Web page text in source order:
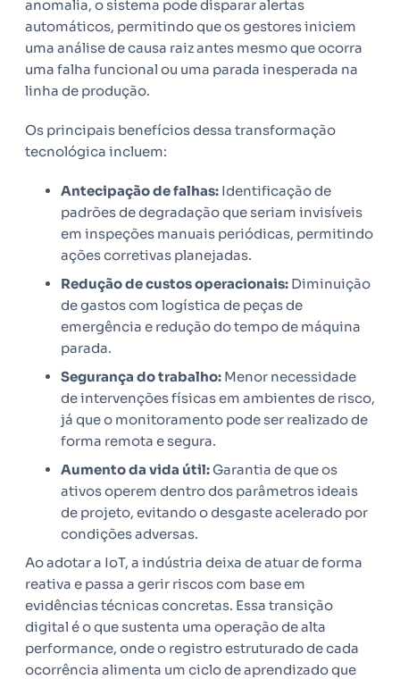
anomalia, o sistema pode disparar alertas
automáticos, permitindo que os gestores iniciem
uma análise de causa raiz antes mesmo que ocorra
uma falha funcional ou uma parada inesperada na
linha de produção.
Os principais benefícios dessa transformação
tecnológica incluem:
Antecipação de falhas: Identificação de
padrões de degradação que seriam invisíveis
em inspeções manuais periódicas, permitindo
ações corretivas planejadas.
Redução de custos operacionais: Diminuição
de gastos com logística de peças de
emergência e redução do tempo de máquina
parada.
Segurança do trabalho: Menor necessidade
de intervenções físicas em ambientes de risco,
já que o monitoramento pode ser realizado de
forma remota e segura.
Aumento da vida útil:Garantia de que os
ativos operem dentro dos parâmetros ideais
de projeto, evitando o desgaste acelerado por
condições adversas.
Ao adotar a IoT, a indústria deixa de atuar de forma
reativa e passa a gerir riscos com base em
evidências técnicas concretas. Essa transição
digital é o que sustenta uma operação de alta
performance, onde o registro estruturado de cada
ocorrência alimenta um ciclo de aprendizado que